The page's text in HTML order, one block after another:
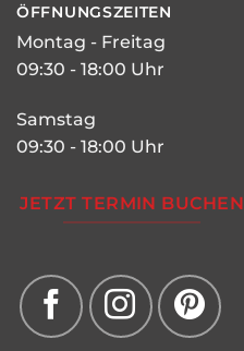
ÖFFNUNGSZEITEN
Montag - Freitag
09:30 - 18:00 Uhr
Samstag
09:30 - 18:00 Uhr
JETZT TERMIN BUCHEN